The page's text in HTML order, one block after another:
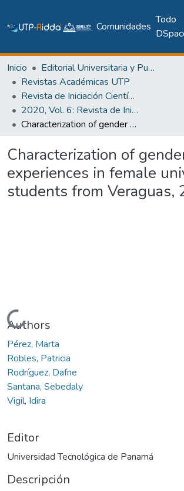
Comunidades
Todo
Inicio
Editorial Universitaria y Publicaciones Seriadas
Revistas Académicas UTP
Revista de Iniciación Científica
2020, Vol. 6: Revista de Iniciación Científica, Edición Especial
Characterization of gender violence: experiences in female university students from Veraguas, 2019
Characterization of
experiences in female
students from Veraguas,
Cargando...
Authors
Pérez, Marta
Robles, Patricia
Rodríguez, Dafne
Santana, Sebedaly
Vigil, Idira
Editor
Universidad Tecnológica de Panamá
Descripción